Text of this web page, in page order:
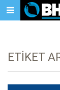
ETIKET